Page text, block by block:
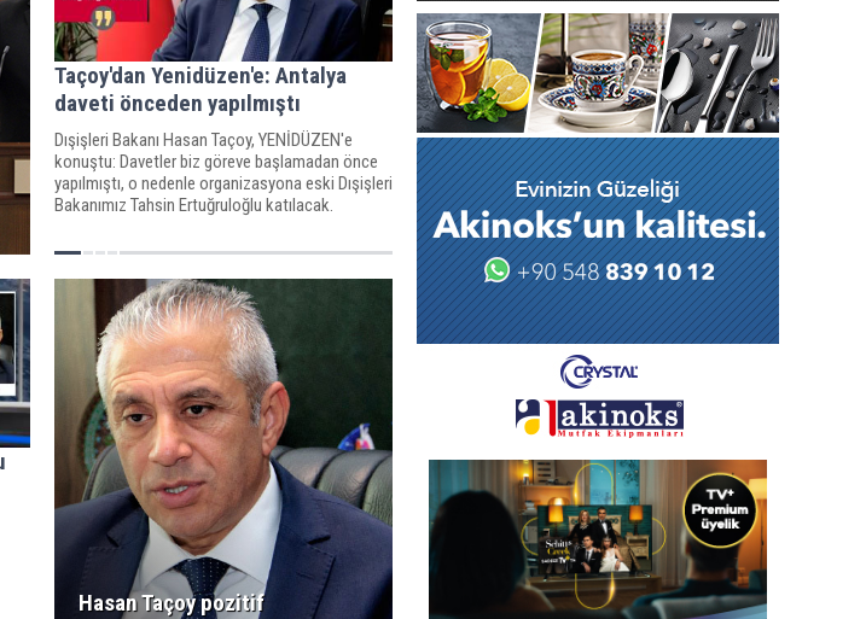
Taçoy'dan Yenidüzen'e: Antalya
daveti önceden yapılmıştı
Dışişleri Bakanı Hasan Taçoy, YENİDÜZEN'e
konuştu: Davetler biz göreve başlamadan önce
yapılmıştı, o nedenle organizasyona eski Dışişleri
Bakanımız Tahsin Ertuğruloğlu katılacak.
Hasan Taçoy pozitif